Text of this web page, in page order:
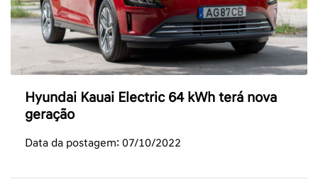
Hyundai Kauai Electric 64 kWh terá nova
geração
Data da postagem: 07/10/2022